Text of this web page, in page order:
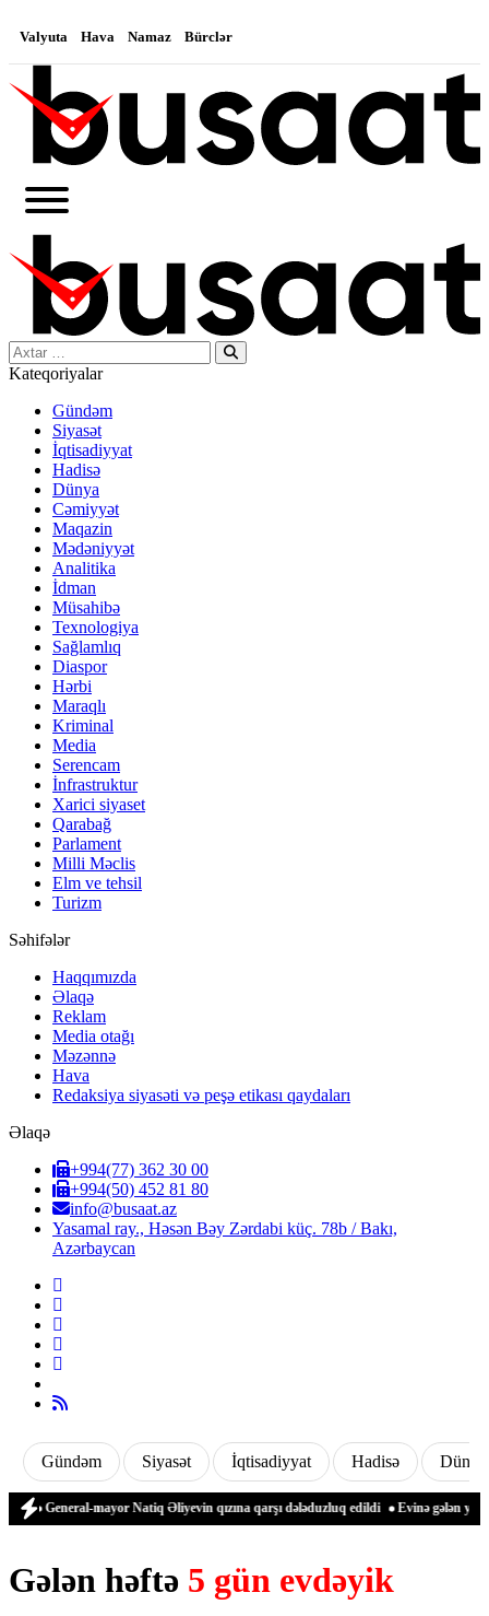
Valyuta Hava Namaz Bürclər
Search…
Kateqoriyalar
Gündəm
Siyasət
İqtisadiyyat
Hadisə
Dünya
Cəmiyyət
Maqazin
Mədəniyyət
Analitika
İdman
Müsahibə
Texnologiya
Sağlamlıq
Diaspor
Hərbi
Maraqlı
Kriminal
Media
Serencam
İnfrastruktur
Xarici siyaset
Qarabağ
Parlament
Milli Məclis
Elm ve tehsil
Turizm
Səhifələr
Haqqımızda
Əlaqə
Reklam
Media otağı
Məzənnə
Hava
Redaksiya siyasəti və peşə etikası qaydaları
Əlaqə
+994(77) 362 30 00
+994(50) 452 81 80
info@busaat.az
Yasamal ray., Həsən Bəy Zərdabi küç. 78b / Bakı,
Azərbaycan
Gündəm Siyasət İqtisadiyyat Hadisə Dünya
General-mayor Natiq Əliyevin qızına qarşı dələduzluq edildi Evinə gələn yol
Gələn həftə 5 gün evdəyik